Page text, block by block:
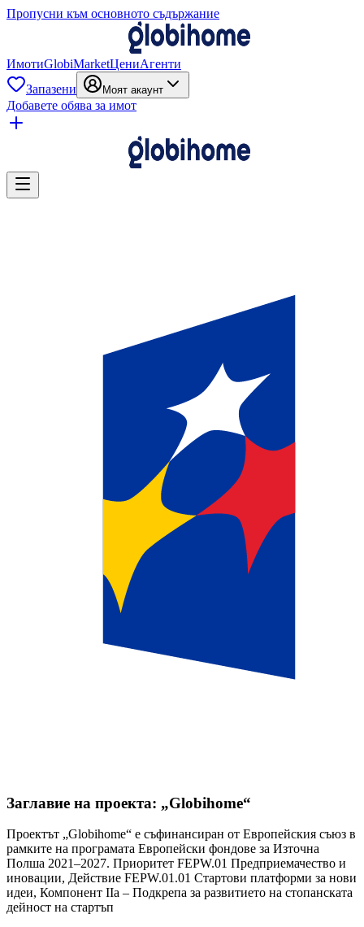
Пропусни към основното съдържание
ИмотиGlobiMarketЦениАгенти
Запазени
Моят акаунт
Добавете обява за имот
Заглавие на проекта: „Globihome“
Проектът „Globihome“ е съфинансиран от Европейския съюз в
рамките на програмата Европейски фондове за Източна
Полша 2021–2027. Приоритет FEPW.01 Предприемачество и
иновации, Действие FEPW.01.01 Стартови платформи за нови
идеи, Компонент IIa – Подкрепа за развитието на стопанската
дейност на стартъп